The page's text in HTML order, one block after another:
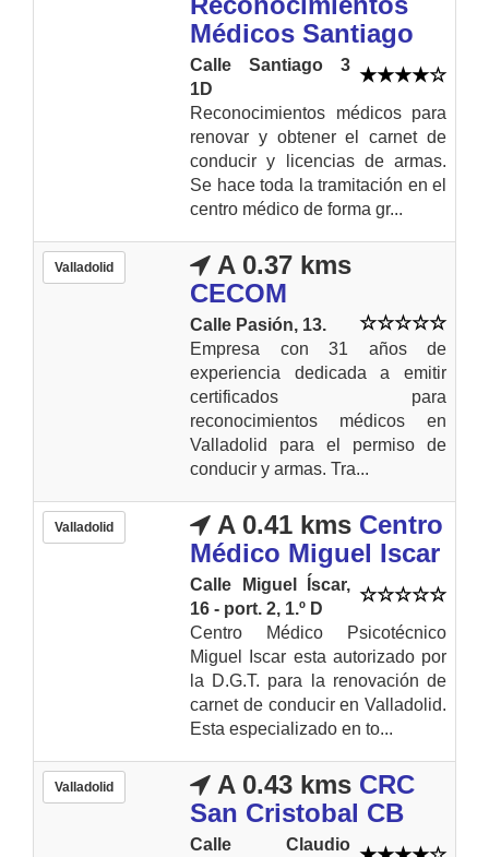
Médicos Santiago
Calle Santiago 3
1D
Reconocimientos médicos para
renovar y obtener el carnet de
conducir y licencias de armas.
Se hace toda la tramitación en el
centro médico de forma gr...
Valladolid
A 0.37 kms
CECOM
Calle Pasión, 13.
Empresa con 31 años de
experiencia dedicada a emitir
certificados para
reconocimientos médicos en
Valladolid para el permiso de
conducir y armas. Tra...
Valladolid A 0.41 kms Centro
Médico Miguel Iscar
Calle Miguel Íscar,
16 - port. 2, 1.º D
Centro Médico Psicotécnico
Miguel Iscar esta autorizado por
la D.G.T. para la renovación de
carnet de conducir en Valladolid.
Esta especializado en to...
Valladolid A 0.43 kms CRC
San Cristobal CB
Calle Claudio